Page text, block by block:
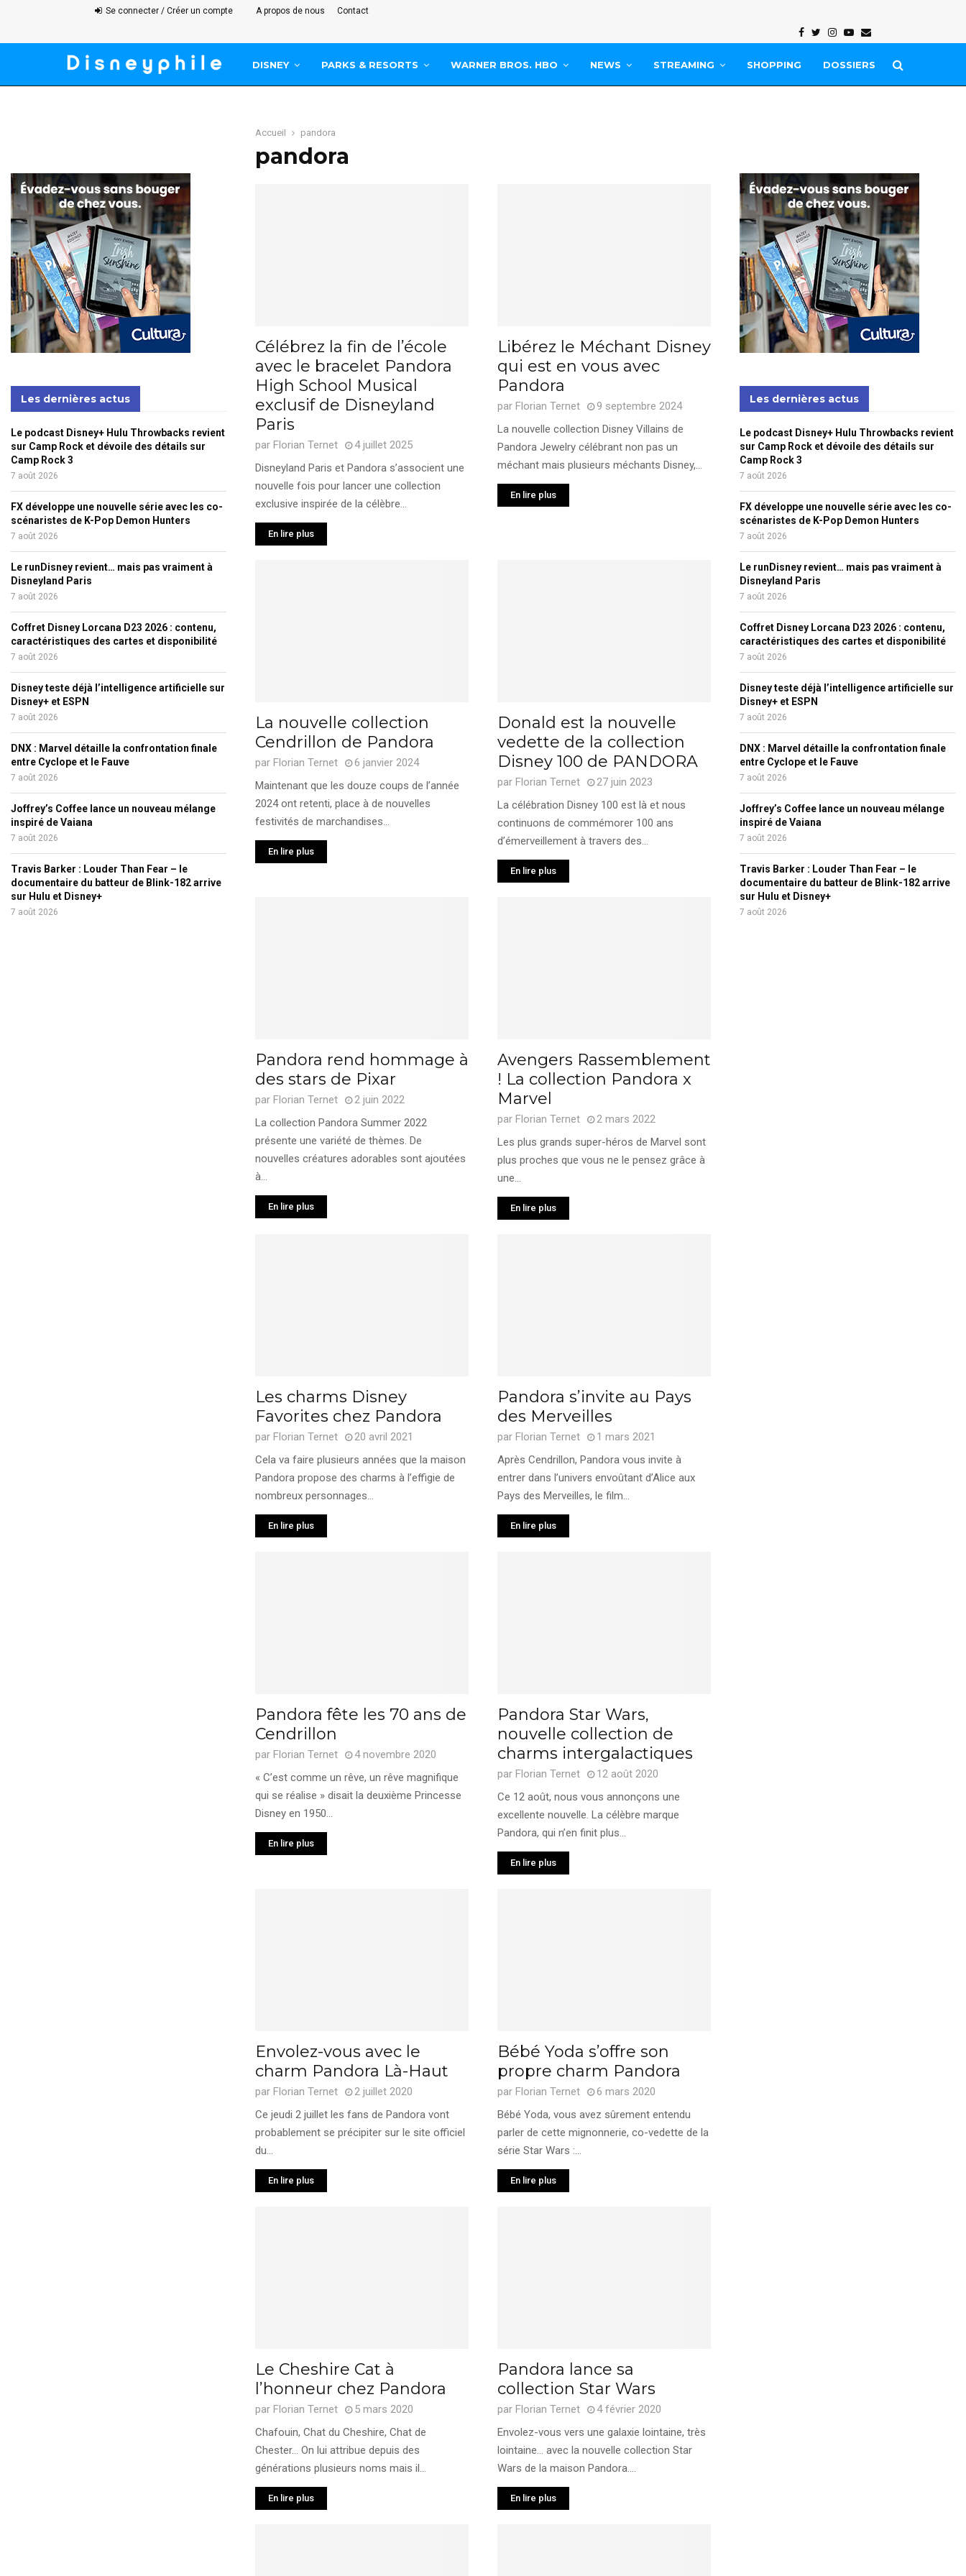
Se connecter / Créer un compte A propos de nous Contact
Facebook
Twitter
Instagram
Youtube
Email
DISNEY PARKS & RESORTS WARNER BROS. HBO NEWS STREAMING SHOPPING DOSSIERS
Accueil pandora
pandora
Célébrez la fin de l’école
avec le bracelet Pandora
High School Musical
exclusif de Disneyland
Paris
par Florian Ternet
4 juillet 2025
Disneyland Paris et Pandora s’associent une
nouvelle fois pour lancer une collection
exclusive inspirée de la célèbre...
En lire plus
Libérez le Méchant Disney
qui est en vous avec
Pandora
par Florian Ternet
9 septembre 2024
La nouvelle collection Disney Villains de
Pandora Jewelry célébrant non pas un
méchant mais plusieurs méchants Disney,...
En lire plus
La nouvelle collection
Cendrillon de Pandora
par Florian Ternet
6 janvier 2024
Maintenant que les douze coups de l’année
2024 ont retenti, place à de nouvelles
festivités de marchandises...
En lire plus
Donald est la nouvelle
vedette de la collection
Disney 100 de PANDORA
par Florian Ternet
27 juin 2023
La célébration Disney 100 est là et nous
continuons de commémorer 100 ans
d’émerveillement à travers des...
En lire plus
Pandora rend hommage à
des stars de Pixar
par Florian Ternet
2 juin 2022
La collection Pandora Summer 2022
présente une variété de thèmes. De
nouvelles créatures adorables sont ajoutées
à...
En lire plus
Avengers Rassemblement
! La collection Pandora x
Marvel
par Florian Ternet
2 mars 2022
Les plus grands super-héros de Marvel sont
plus proches que vous ne le pensez grâce à
une...
En lire plus
Les charms Disney
Favorites chez Pandora
par Florian Ternet
20 avril 2021
Cela va faire plusieurs années que la maison
Pandora propose des charms à l’effigie de
nombreux personnages...
En lire plus
Pandora s’invite au Pays
des Merveilles
par Florian Ternet
1 mars 2021
Après Cendrillon, Pandora vous invite à
entrer dans l’univers envoûtant d’Alice aux
Pays des Merveilles, le film...
En lire plus
Pandora fête les 70 ans de
Cendrillon
par Florian Ternet
4 novembre 2020
« C’est comme un rêve, un rêve magnifique
qui se réalise » disait la deuxième Princesse
Disney en 1950...
En lire plus
Pandora Star Wars,
nouvelle collection de
charms intergalactiques
par Florian Ternet
12 août 2020
Ce 12 août, nous vous annonçons une
excellente nouvelle. La célèbre marque
Pandora, qui n’en finit plus...
En lire plus
Envolez-vous avec le
charm Pandora Là-Haut
par Florian Ternet
2 juillet 2020
Ce jeudi 2 juillet les fans de Pandora vont
probablement se précipiter sur le site officiel
du...
En lire plus
Bébé Yoda s’offre son
propre charm Pandora
par Florian Ternet
6 mars 2020
Bébé Yoda, vous avez sûrement entendu
parler de cette mignonnerie, co-vedette de la
série Star Wars :...
En lire plus
Le Cheshire Cat à
l’honneur chez Pandora
par Florian Ternet
5 mars 2020
Chafouin, Chat du Cheshire, Chat de
Chester… On lui attribue depuis des
générations plusieurs noms mais il...
En lire plus
Pandora lance sa
collection Star Wars
par Florian Ternet
4 février 2020
Envolez-vous vers une galaxie lointaine, très
lointaine… avec la nouvelle collection Star
Wars de la maison Pandora....
En lire plus
Les dernières actus
Le podcast Disney+ Hulu Throwbacks revient
sur Camp Rock et dévoile des détails sur
Camp Rock 3
7 août 2026
FX développe une nouvelle série avec les co-
scénaristes de K-Pop Demon Hunters
7 août 2026
Le runDisney revient… mais pas vraiment à
Disneyland Paris
7 août 2026
Coffret Disney Lorcana D23 2026 : contenu,
caractéristiques des cartes et disponibilité
7 août 2026
Disney teste déjà l’intelligence artificielle sur
Disney+ et ESPN
7 août 2026
DNX : Marvel détaille la confrontation finale
entre Cyclope et le Fauve
7 août 2026
Joffrey’s Coffee lance un nouveau mélange
inspiré de Vaiana
7 août 2026
Travis Barker : Louder Than Fear – le
documentaire du batteur de Blink-182 arrive
sur Hulu et Disney+
7 août 2026
Les dernières actus
Le podcast Disney+ Hulu Throwbacks revient
sur Camp Rock et dévoile des détails sur
Camp Rock 3
7 août 2026
FX développe une nouvelle série avec les co-
scénaristes de K-Pop Demon Hunters
7 août 2026
Le runDisney revient… mais pas vraiment à
Disneyland Paris
7 août 2026
Coffret Disney Lorcana D23 2026 : contenu,
caractéristiques des cartes et disponibilité
7 août 2026
Disney teste déjà l’intelligence artificielle sur
Disney+ et ESPN
7 août 2026
DNX : Marvel détaille la confrontation finale
entre Cyclope et le Fauve
7 août 2026
Joffrey’s Coffee lance un nouveau mélange
inspiré de Vaiana
7 août 2026
Travis Barker : Louder Than Fear – le
documentaire du batteur de Blink-182 arrive
sur Hulu et Disney+
7 août 2026